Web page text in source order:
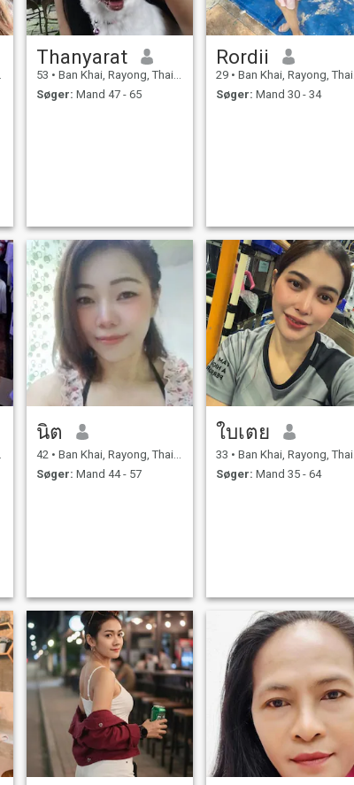
Thanyarat
53 • Ban Khai, Rayong, Thailand
Søger: Mand 47 - 65
Rordii
29 • Ban Khai, Rayong, Thailand
Søger: Mand 30 - 34
นิต
42 • Ban Khai, Rayong, Thailand
Søger: Mand 44 - 57
ใบเตย
33 • Ban Khai, Rayong, Thailand
Søger: Mand 35 - 64